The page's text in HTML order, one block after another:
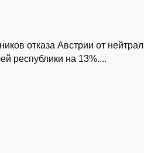
отказа Австрии от
республики на 13%....